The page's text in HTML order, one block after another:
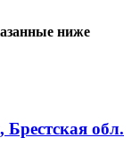
ниже
обл.